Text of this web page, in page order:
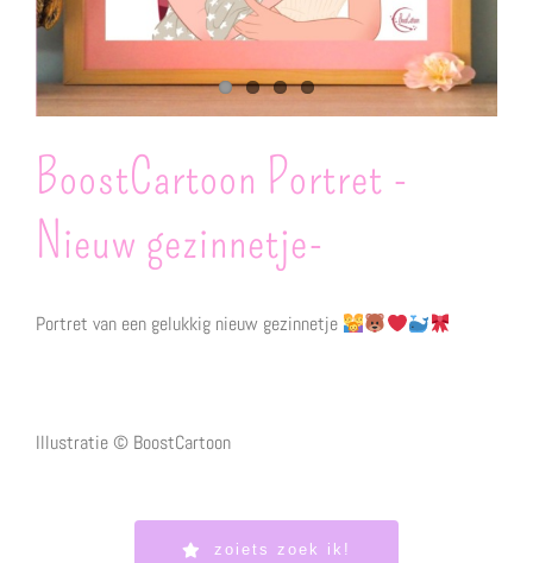
BoostCartoon Portret -
Nieuw gezinnetje-
Portret van een gelukkig nieuw gezinnetje
Illustratie © BoostCartoon
zoiets zoek ik!